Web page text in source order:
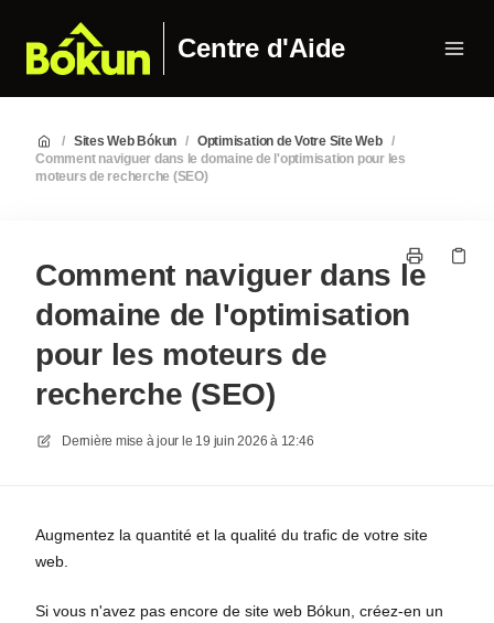
Centre d'Aide
/ Sites Web Bókun / Optimisation de Votre Site Web /
Comment naviguer dans le domaine de l'optimisation pour les
moteurs de recherche (SEO)
Comment naviguer dans le
domaine de l'optimisation
pour les moteurs de
recherche (SEO)
Dernière mise à jour le 19 juin 2026 à 12:46
Augmentez la quantité et la qualité du trafic de votre site
web.
Si vous n'avez pas encore de site web Bókun, créez-en un